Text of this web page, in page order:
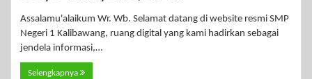
Assalamu'alaikum Wr. Wb. Selamat datang di website resmi SMP
Negeri 1 Kalibawang, ruang digital yang kami hadirkan sebagai
jendela informasi,…
Selengkapnya